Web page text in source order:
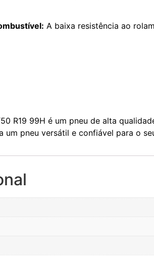
A baixa resistência ao
R19 99H é um pneu de alta
um pneu versátil e confiável para o